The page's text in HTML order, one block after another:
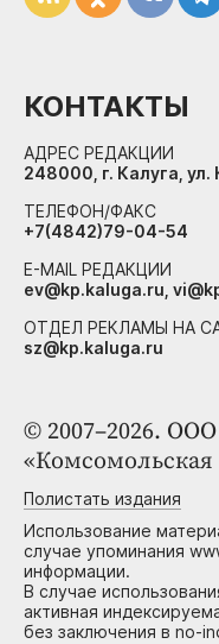
© 2007–2026.
«Комсомольская
Полистать издания
Использование
случае упоминания
информации.
В случае
активная
без заключения в no-
КОНТАКТЫ
АДРЕС РЕДАКЦИИ
248000, г. Калуга,
ТЕЛЕФОН/ФАКС
+7(4842)79-04-54
E-MAIL РЕДАКЦИИ
ev@kp.kaluga.ru,
ОТДЕЛ РЕКЛАМЫ НА
sz@kp.kaluga.ru